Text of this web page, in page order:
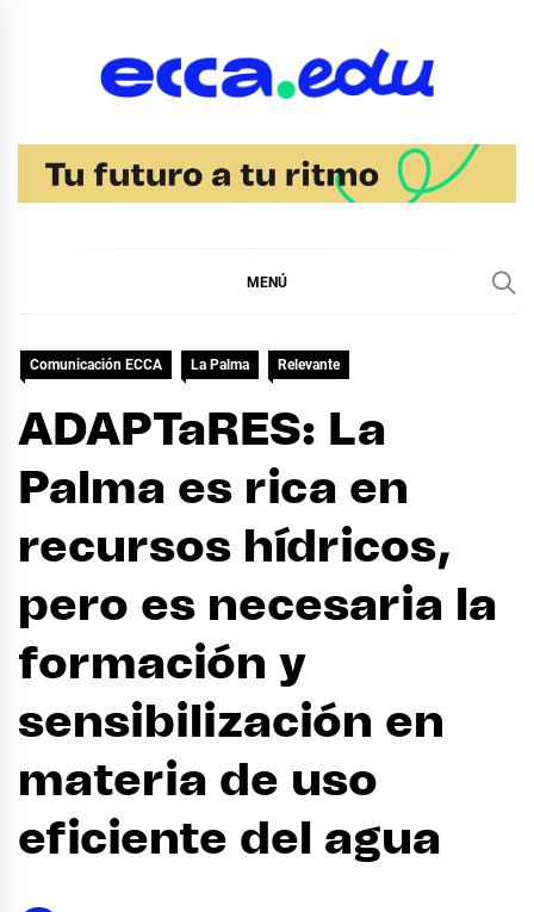
MENÚ
Comunicación ECCA La Palma Relevante
ADAPTaRES: La
Palma es rica en
recursos hídricos,
pero es necesaria la
formación y
sensibilización en
materia de uso
eficiente del agua